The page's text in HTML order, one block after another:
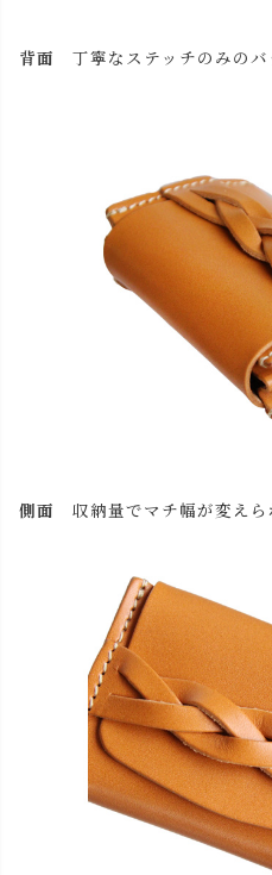
名入れについて名入れについ
み、3文字まで】
(
必
須
)
名入れ文字はご購入手続きの
ご記入ください。
背面 丁寧なステッチのみのバ
側面 収納量でマチ幅が変えら